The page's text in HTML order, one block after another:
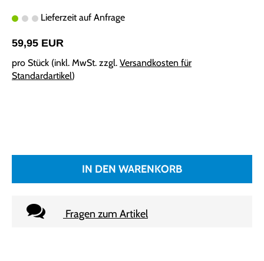
Lieferzeit auf Anfrage
59,95 EUR
pro Stück (inkl. MwSt. zzgl. Versandkosten für
Standardartikel)
IN DEN WARENKORB
Fragen zum Artikel